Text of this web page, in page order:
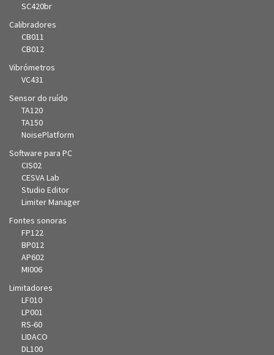
SC420br
Calibradores
CB011
CB012
Vibrómetros
VC431
Sensor do ruído
TA120
TA150
NoisePlatform
Software para PC
CIS02
CESVA Lab
Studio Editor
Limiter Manager
Fontes sonoras
FP122
BP012
AP602
MI006
Limitadores
LF010
LP001
RS-60
LIDACO
DL100